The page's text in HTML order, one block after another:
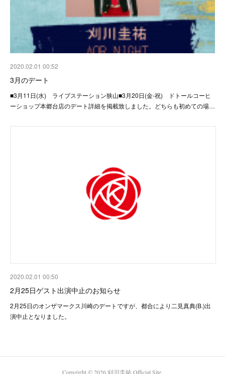
2020.02.01 00:52
3月のデート
■3月11日(水) ライブステーション狭山■3月20日(金-祝) ドトールコーヒ
ーショップ本郷台店のデート詳細を掲載致しました。どちらも初めての場…
2020.02.01 00:50
2月25日ゲスト出演中止のお知らせ
2月25日のオンザマークス川崎のデートですが、都合により二見真典(B.)出
演中止となりました。
Copyright ©2026刈川圭祐 Official Site.